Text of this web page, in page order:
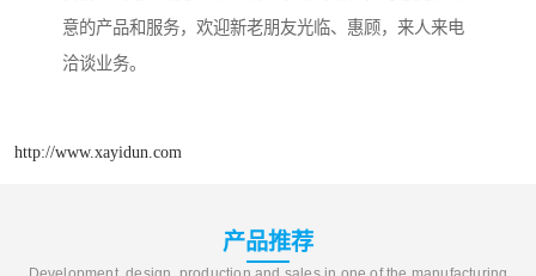
意的产品和服务，欢迎新老朋友光临、惠顾，来人来电
洽谈业务。
http://www.xayidun.com
产品推荐